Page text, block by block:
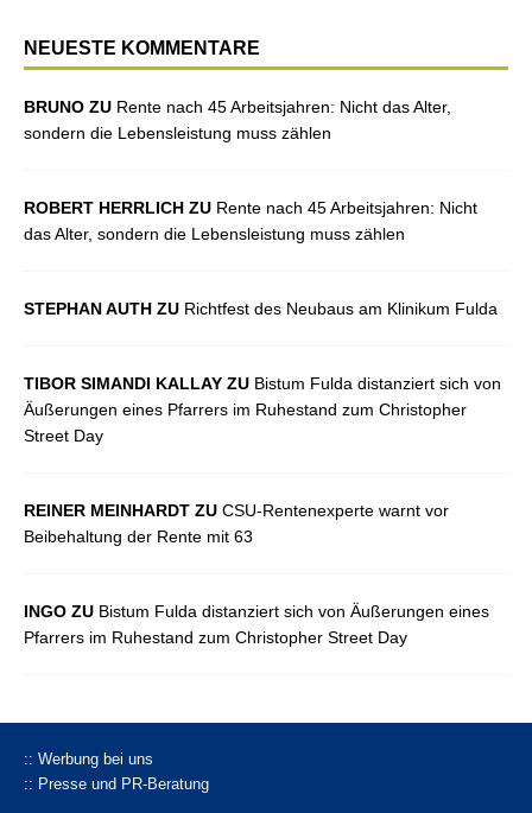
NEUESTE KOMMENTARE
BRUNO ZU Rente nach 45 Arbeitsjahren: Nicht das Alter,
sondern die Lebensleistung muss zählen
ROBERT HERRLICH ZU Rente nach 45 Arbeitsjahren: Nicht
das Alter, sondern die Lebensleistung muss zählen
STEPHAN AUTH ZU Richtfest des Neubaus am Klinikum Fulda
TIBOR SIMANDI KALLAY ZU Bistum Fulda distanziert sich von
Äußerungen eines Pfarrers im Ruhestand zum Christopher
Street Day
REINER MEINHARDT ZU CSU-Rentenexperte warnt vor
Beibehaltung der Rente mit 63
INGO ZU Bistum Fulda distanziert sich von Äußerungen eines
Pfarrers im Ruhestand zum Christopher Street Day
:: Werbung bei uns
:: Presse und PR-Beratung